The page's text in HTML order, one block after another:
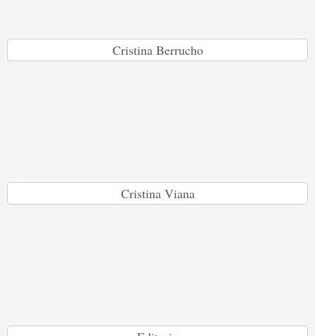
Cristina Berrucho
Cristina Viana